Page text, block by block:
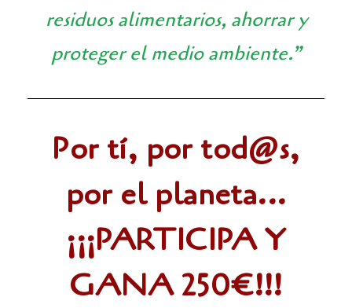
residuos alimentarios, ahorrar y
proteger el medio ambiente.”
Por tí, por tod@s,
por el planeta...
¡¡¡PARTICIPA Y
GANA 250€!!!